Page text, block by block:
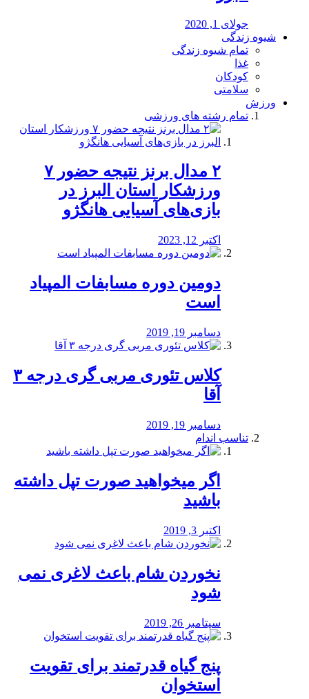
جولای 1, 2020
شیوه زندگی
تمام شیوه زندگی
غذا
کودکان
سلامتی
ورزش
تمام رشته های ورزشی
۲ مدال برنز نتیجه حضور ۷
ورزشکار استان البرز در
بازی‌های آسیایی هانگژو
اکتبر 12, 2023
دومین دوره مسابفات المپیاد
است
دسامبر 19, 2019
کلاس تئوری مربی گری درجه ۳
آقا
دسامبر 19, 2019
تناسب اندام
اگر میخواهید صورت تپل داشته
باشید
اکتبر 3, 2019
نخوردن شام باعث لاغری نمی
‌شود
سپتامبر 26, 2019
پنج گیاه قدرتمند برای تقویت
استخوان